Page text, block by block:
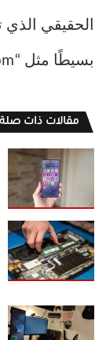
الحقيقي الذي
بسيطًا مثل “arnazon.com” و “amazon.com”.
مقالات ذات صلة